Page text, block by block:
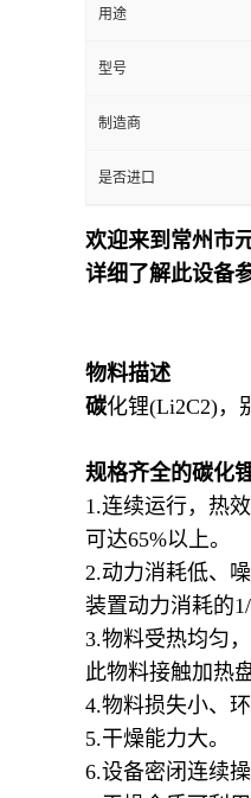
用途
型号
制造商
是否进口
欢迎来到常州市
详细了解此设备
物料描述
碳化锂(Li2C2)，
规格齐全的碳化
1.连续运行，热
可达65%以上。
2.动力消耗低、
装置动力消耗的
3.物料受热均匀
此物料接触加热
4.物料损失小、环
5.干燥能力大。
6.设备密闭连续